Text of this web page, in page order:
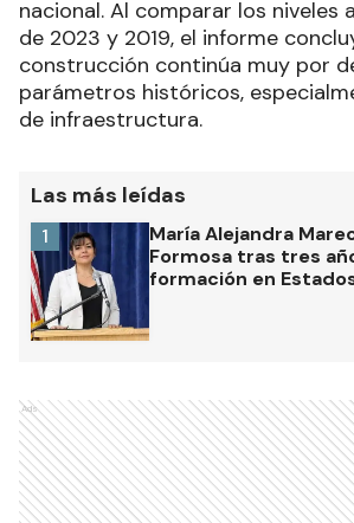
nacional. Al comparar los niveles
de 2023 y 2019, el informe
construcción continúa muy por
parámetros históricos,
de infraestructura.
Las más leídas
María Alejandra
Formosa tras tres
formación en
1
Ads